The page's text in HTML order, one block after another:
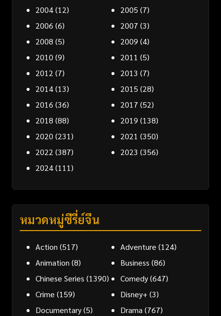
2004(12) 2005 (7)
2006 (6) 2007 (3)
2008 (5) 2009 (4)
2010 (9) 2011 (5)
2012 (7) 2013 (7)
2014(13) 2015 (28)
2016 (36) 2017 (52)
2018 (88) 2019 (138)
2020 (231) 2021 (350)
2022 (387) 2023 (356)
2024(111)
หมวดหมู่ซีรี่ย์จีน
Action (517) Adventure (124)
Animation (8) Business (86)
Chinese Series (1390) Comedy(647)
Crime (159) Disney+ (3)
Documentary(5) Drama(767)